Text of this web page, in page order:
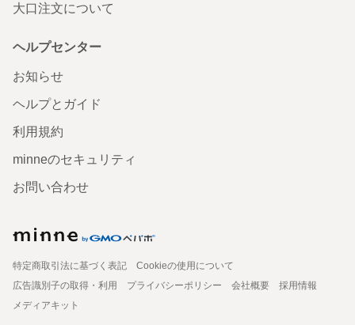
大口注文について
ヘルプセンター
お知らせ
ヘルプとガイド
利用規約
minneのセキュリティ
お問い合わせ
特定商取引法に基づく表記
Cookieの使用について
広告識別子の取得・利用
プライバシーポリシー 会社概要
採用情報
メディアキット